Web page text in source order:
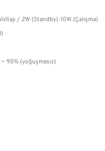
/ 2W (Standby)-10W (Çalışma)
95% (yoğuşmasız)